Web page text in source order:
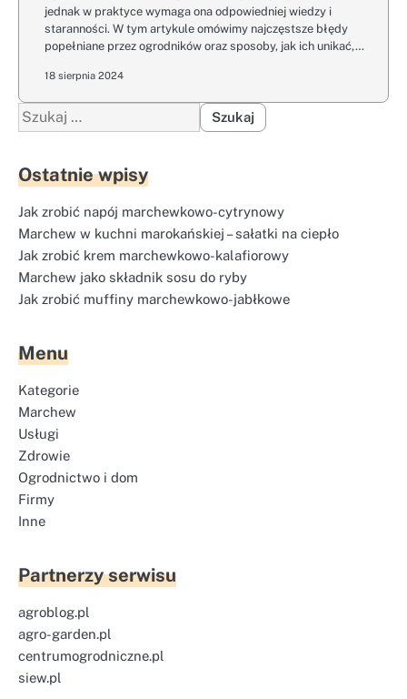
jednak w praktyce wymaga ona odpowiedniej wiedzy i
staranności. W tym artykule omówimy najczęstsze błędy
popełniane przez ogrodników oraz sposoby, jak ich unikać,…
18 sierpnia 2024
Szukaj:
Ostatnie wpisy
Jak zrobić napój marchewkowo-cytrynowy
Marchew w kuchni marokańskiej – sałatki na ciepło
Jak zrobić krem marchewkowo-kalafiorowy
Marchew jako składnik sosu do ryby
Jak zrobić muffiny marchewkowo-jabłkowe
Menu
Kategorie
Marchew
Usługi
Zdrowie
Ogrodnictwo i dom
Firmy
Inne
Partnerzy serwisu
agroblog.pl
agro-garden.pl
centrumogrodniczne.pl
siew.pl